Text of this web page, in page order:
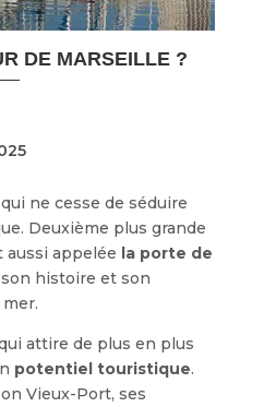
DE MARSEILLE ?
ne cesse de séduire
Deuxième plus grande
aussi appelée la porte de
histoire et son
attire de plus en plus
potentiel touristique.
Vieux-Port, ses